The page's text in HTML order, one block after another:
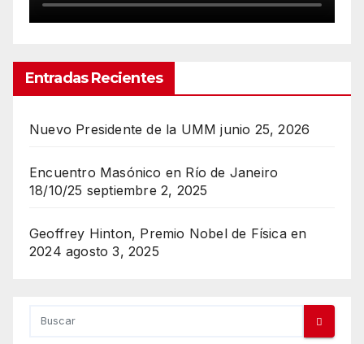
Entradas Recientes
Nuevo Presidente de la UMM junio 25, 2026
Encuentro Masónico en Río de Janeiro
18/10/25 septiembre 2, 2025
Geoffrey Hinton, Premio Nobel de Física en
2024 agosto 3, 2025